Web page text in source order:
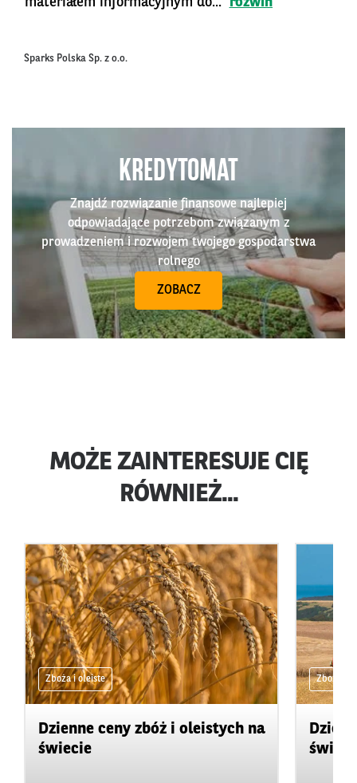
Sparks Polska Sp. z o.o.
KREDYTOMAT
Znajdź rozwiązanie finansowe najlepiej
odpowiadające potrzebom związanym z
prowadzeniem i rozwojem twojego gospodarstwa
rolnego
ZOBACZ
MOŻE ZAINTERESUJE CIĘ
RÓWNIEŻ...
Zboża i oleiste
Dzienne ceny zbóż i oleistych na
świecie
Zboża i